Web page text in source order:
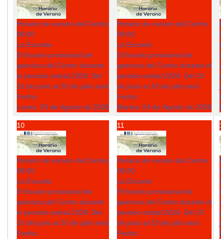
Horario de verano del Centro
08:00
La Escuela
El horario provisional de
apertura del Centro durante
el periodo estival 2026: Del
15 de junio al 10 de julio será
Fecha :
Lunes, 03 de Agosto de 2026
Horario de verano del Centro
08:00
La Escuela
El horario provisional de
apertura del Centro durante el
periodo estival 2026: Del 15
de junio al 10 de julio será
Fecha :
Martes, 04 de Agosto de 2026
10
Horario de verano del Centro
08:00
La Escuela
El horario provisional de
apertura del Centro durante
el periodo estival 2026: Del
15 de junio al 10 de julio será
Fecha :
11
Horario de verano del Centro
08:00
La Escuela
El horario provisional de
apertura del Centro durante el
periodo estival 2026: Del 15
de junio al 10 de julio será
Fecha :